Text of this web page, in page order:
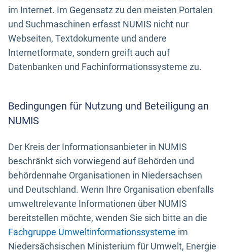
im Internet. Im Gegensatz zu den meisten Portalen
und Suchmaschinen erfasst NUMIS nicht nur
Webseiten, Textdokumente und andere
Internetformate, sondern greift auch auf
Datenbanken und Fachinformationssysteme zu.
Bedingungen für Nutzung und Beteiligung an
NUMIS
Der Kreis der Informationsanbieter in NUMIS
beschränkt sich vorwiegend auf Behörden und
behördennahe Organisationen in Niedersachsen
und Deutschland. Wenn Ihre Organisation ebenfalls
umweltrelevante Informationen über NUMIS
bereitstellen möchte, wenden Sie sich bitte an die
Fachgruppe Umweltinformationssysteme im
Niedersächsischen Ministerium für Umwelt, Energie